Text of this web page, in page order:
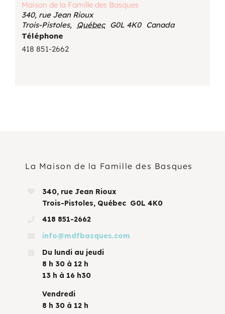
Maison de la Famille des Basques
340, rue Jean Rioux
Trois-Pistoles, Québec G0L 4K0 Canada
Téléphone
418 851-2662
La Maison de la Famille des Basques
340, rue Jean Rioux
Trois-Pistoles, Québec G0L 4K0
418 851-2662
info@mdfbasques.com
Du lundi au jeudi
8 h 30 à 12 h
13 h à 16 h30
Vendredi
8 h 30 à 12 h